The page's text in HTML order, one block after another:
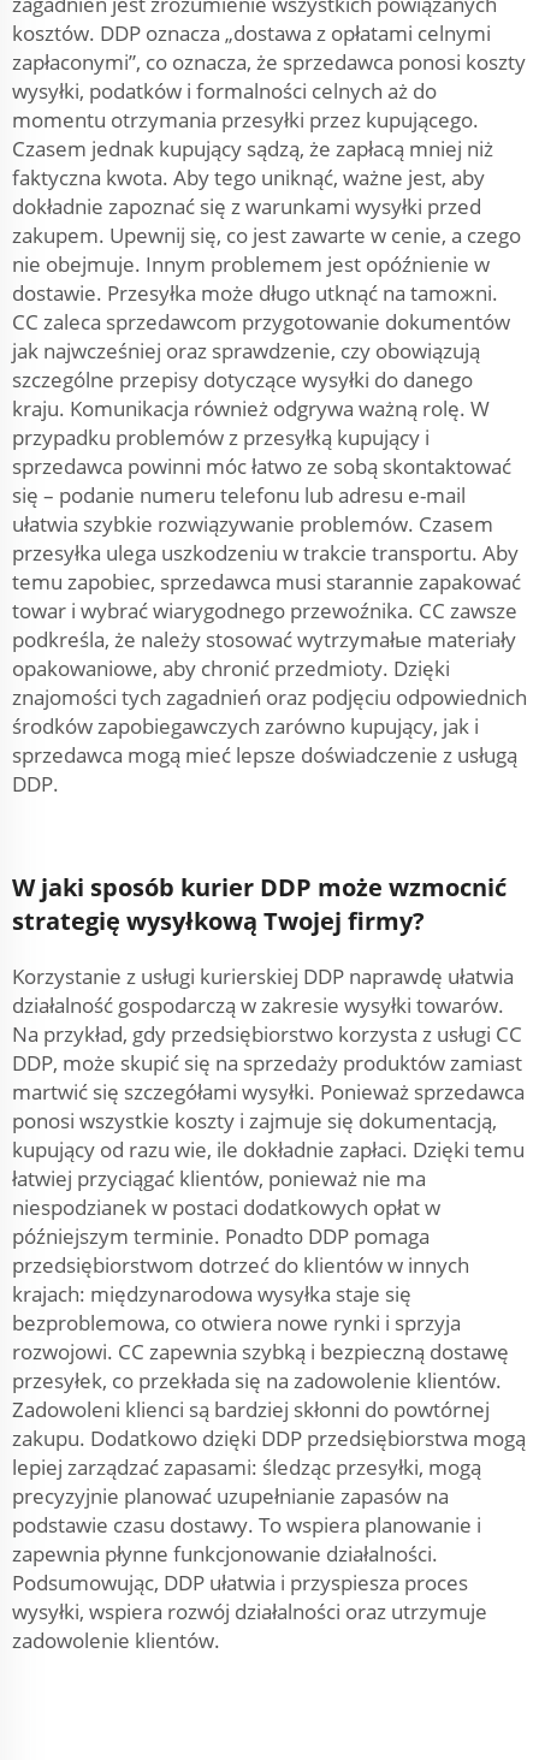
kosztów. DDP oznacza „dostawa z opłatami celnymi
zapłaconymi”, co oznacza, że sprzedawca ponosi koszty
wysyłki, podatków i formalności celnych aż do
momentu otrzymania przesyłki przez kupującego.
Czasem jednak kupujący sądzą, że zapłacą mniej niż
faktyczna kwota. Aby tego uniknąć, ważne jest, aby
dokładnie zapoznać się z warunkami wysyłki przed
zakupem. Upewnij się, co jest zawarte w cenie, a czego
nie obejmuje. Innym problemem jest opóźnienie w
dostawie. Przesyłka może długo utknąć na tamожni.
CC zaleca sprzedawcom przygotowanie dokumentów
jak najwcześniej oraz sprawdzenie, czy obowiązują
szczególne przepisy dotyczące wysyłki do danego
kraju. Komunikacja również odgrywa ważną rolę. W
przypadku problemów z przesyłką kupujący i
sprzedawca powinni móc łatwo ze sobą skontaktować
się – podanie numeru telefonu lub adresu e-mail
ułatwia szybkie rozwiązywanie problemów. Czasem
przesyłka ulega uszkodzeniu w trakcie transportu. Aby
temu zapobiec, sprzedawca musi starannie zapakować
towar i wybrać wiarygodnego przewoźnika. CC zawsze
podkreśla, że należy stosować wytrzymałые materiały
opakowaniowe, aby chronić przedmioty. Dzięki
znajomości tych zagadnień oraz podjęciu odpowiednich
środków zapobiegawczych zarówno kupujący, jak i
sprzedawca mogą mieć lepsze doświadczenie z usługą
DDP.
W jaki sposób kurier DDP może wzmocnić
strategię wysyłkową Twojej firmy?
Korzystanie z usługi kurierskiej DDP naprawdę ułatwia
działalność gospodarczą w zakresie wysyłki towarów.
Na przykład, gdy przedsiębiorstwo korzysta z usługi CC
DDP, może skupić się na sprzedaży produktów zamiast
martwić się szczegółami wysyłki. Ponieważ sprzedawca
ponosi wszystkie koszty i zajmuje się dokumentacją,
kupujący od razu wie, ile dokładnie zapłaci. Dzięki temu
łatwiej przyciągać klientów, ponieważ nie ma
niespodzianek w postaci dodatkowych opłat w
późniejszym terminie. Ponadto DDP pomaga
przedsiębiorstwom dotrzeć do klientów w innych
krajach: międzynarodowa wysyłka staje się
bezproblemowa, co otwiera nowe rynki i sprzyja
rozwojowi. CC zapewnia szybką i bezpieczną dostawę
przesyłek, co przekłada się na zadowolenie klientów.
Zadowoleni klienci są bardziej skłonni do powtórnej
zakupu. Dodatkowo dzięki DDP przedsiębiorstwa mogą
lepiej zarządzać zapasami: śledząc przesyłki, mogą
precyzyjnie planować uzupełnianie zapasów na
podstawie czasu dostawy. To wspiera planowanie i
zapewnia płynne funkcjonowanie działalności.
Podsumowując, DDP ułatwia i przyspiesza proces
wysyłki, wspiera rozwój działalności oraz utrzymuje
zadowolenie klientów.